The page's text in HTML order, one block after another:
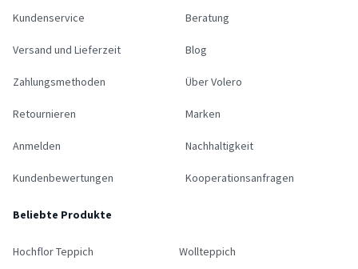
Kundenservice
Versand und Lieferzeit
Zahlungsmethoden
Retournieren
Anmelden
Kundenbewertungen
Beratung
Blog
Über Volero
Marken
Nachhaltigkeit
Kooperationsanfragen
Beliebte Produkte
Hochflor Teppich Wollteppich